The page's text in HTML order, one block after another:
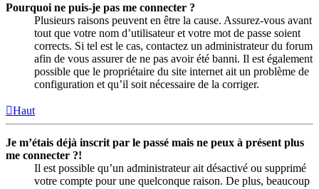
Pourquoi ne puis-je pas me connecter ?
Plusieurs raisons peuvent en être la cause. Assurez-vous avant
tout que votre nom d’utilisateur et votre mot de passe soient
corrects. Si tel est le cas, contactez un administrateur du forum
afin de vous assurer de ne pas avoir été banni. Il est également
possible que le propriétaire du site internet ait un problème de
configuration et qu’il soit nécessaire de la corriger.
Haut
Je m’étais déjà inscrit par le passé mais ne peux à présent plus
me connecter ?!
Il est possible qu’un administrateur ait désactivé ou supprimé
votre compte pour une quelconque raison. De plus, beaucoup